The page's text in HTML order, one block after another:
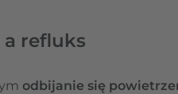
a refluks
odbijanie się